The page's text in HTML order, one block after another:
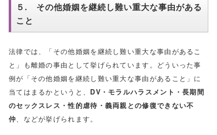
５. その他婚姻を継続し難い重大な事由がある
こと
法律では、「その他婚姻を継続し難い重大な事由があるこ
と」も離婚の事由として挙げられています。どういった事
例が「その他婚姻を継続し難い重大な事由があること」に
当てはまるかというと、 DV・モラルハラスメント・長期間
のセックスレス・性的虐待・義両親との修復できない不
仲、などが挙げられます。